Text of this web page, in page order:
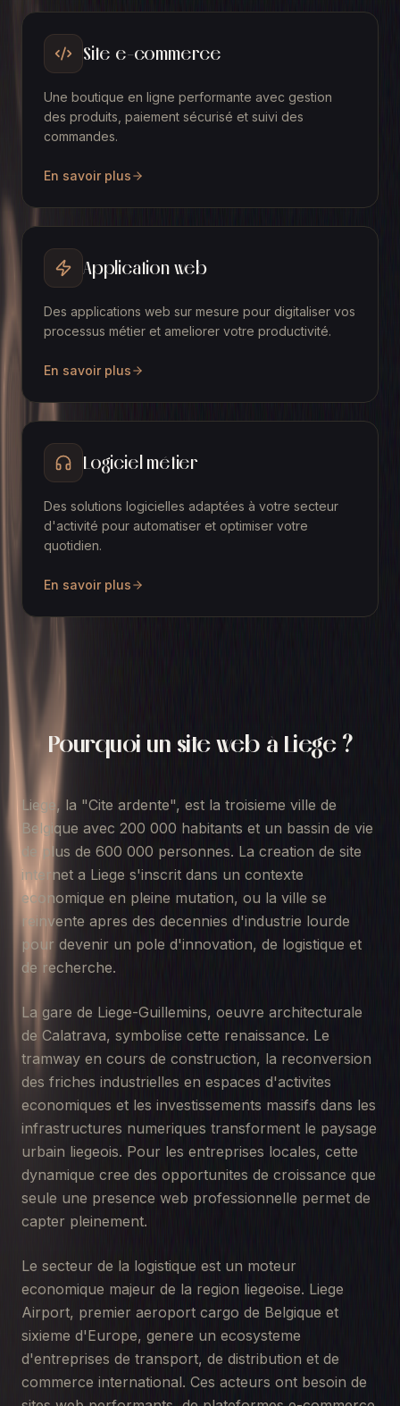
Site e-commerce
Une boutique en ligne performante avec gestion
des produits, paiement sécurisé et suivi des
commandes.
En savoir plus
Application web
Des applications web sur mesure pour digitaliser vos
processus métier et ameliorer votre productivité.
En savoir plus
Logiciel métier
Des solutions logicielles adaptées à votre secteur
d'activité pour automatiser et optimiser votre
quotidien.
En savoir plus
Pourquoi un site web à Liege?
Liege, la "Cite ardente", est la troisieme ville de
Belgique avec 200 000 habitants et un bassin de vie
de plus de 600 000 personnes. La creation de site
internet a Liege s'inscrit dans un contexte
economique en pleine mutation, ou la ville se
reinvente apres des decennies d'industrie lourde
pour devenir un pole d'innovation, de logistique et
de recherche.
La gare de Liege-Guillemins, oeuvre architecturale
de Calatrava, symbolise cette renaissance. Le
tramway en cours de construction, la reconversion
des friches industrielles en espaces d'activites
economiques et les investissements massifs dans les
infrastructures numeriques transforment le paysage
urbain liegeois. Pour les entreprises locales, cette
dynamique cree des opportunites de croissance que
seule une presence web professionnelle permet de
capter pleinement.
Le secteur de la logistique est un moteur
economique majeur de la region liegeoise. Liege
Airport, premier aeroport cargo de Belgique et
sixieme d'Europe, genere un ecosysteme
d'entreprises de transport, de distribution et de
commerce international. Ces acteurs ont besoin de